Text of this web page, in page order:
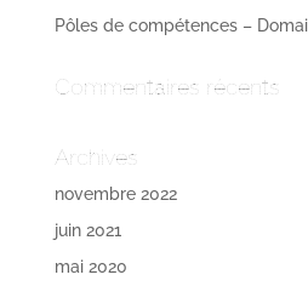
Pôles de compétences –
Commentaires récents
Archives
novembre 2022
juin 2021
mai 2020